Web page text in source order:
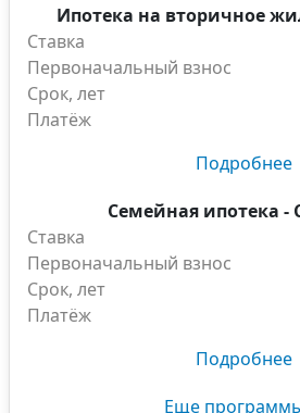
Ипотека на вторичное
Ставка
Первоначальный взнос
Срок, лет
Платёж
Подробнее
Семейная ипотека -
Ставка
Первоначальный взнос
Срок, лет
Платёж
Подробнее
Еще